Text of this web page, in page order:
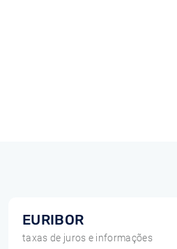
EURIBOR
taxas de juros e informações